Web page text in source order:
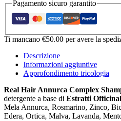
Pagamento sicuro garantito
Ti mancano €50.00 per avere la
Descrizione
Informazioni aggiuntive
Approfondimento tricologia
Real Hair Annurca Complex
detergente a base di Estratti
Mela Annurca, Rosmarino, Zinco,
Edera, Ortica, Malva, Lavanda,